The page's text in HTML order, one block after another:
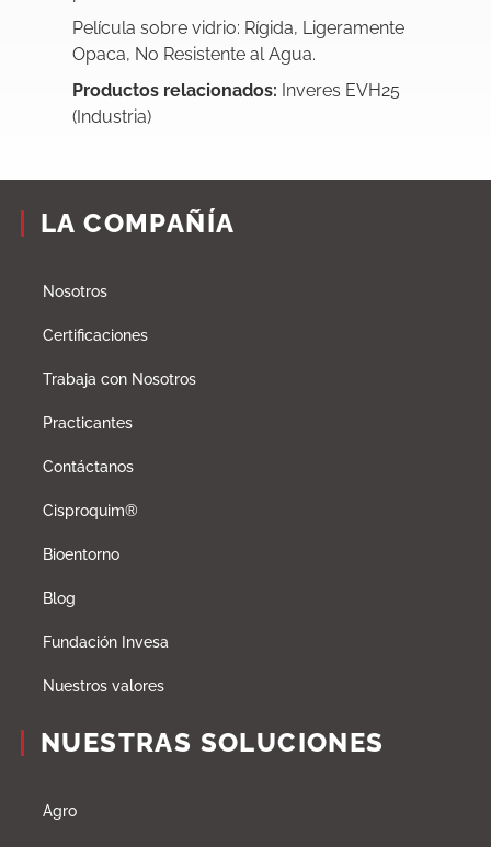
Película sobre vidrio: Rígida, Ligeramente
Opaca, No Resistente al Agua.
Productos relacionados: Inveres EVH25
(Industria)
LA COMPAÑÍA
Nosotros
Certificaciones
Trabaja con Nosotros
Practicantes
Contáctanos
Cisproquim®
Bioentorno
Blog
Fundación Invesa
Nuestros valores
NUESTRAS SOLUCIONES
Agro